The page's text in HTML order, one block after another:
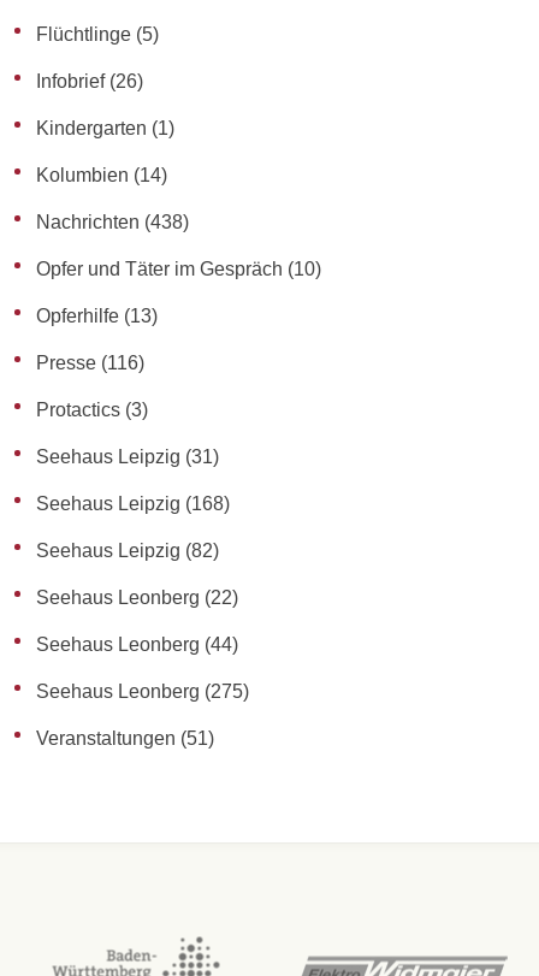
Flüchtlinge (5)
Infobrief(26)
Kindergarten (1)
Kolumbien (14)
Nachrichten (438)
Opfer und Täter im Gespräch (10)
Opferhilfe (13)
Presse (116)
Protactics (3)
Seehaus Leipzig (31)
Seehaus Leipzig (168)
Seehaus Leipzig (82)
Seehaus Leonberg (22)
Seehaus Leonberg (44)
Seehaus Leonberg (275)
Veranstaltungen (51)